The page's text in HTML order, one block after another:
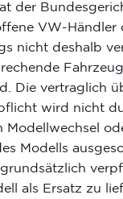
der
VW-Händler
nicht deshalb
Die vertraglich
wird nicht
Modellwechsel
Modells
als Ersatz zu